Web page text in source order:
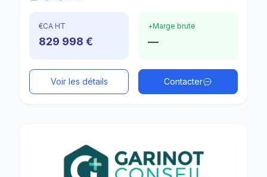
€CA HT
829 998 €
+Marge brute
—
Voir les détails Contacter